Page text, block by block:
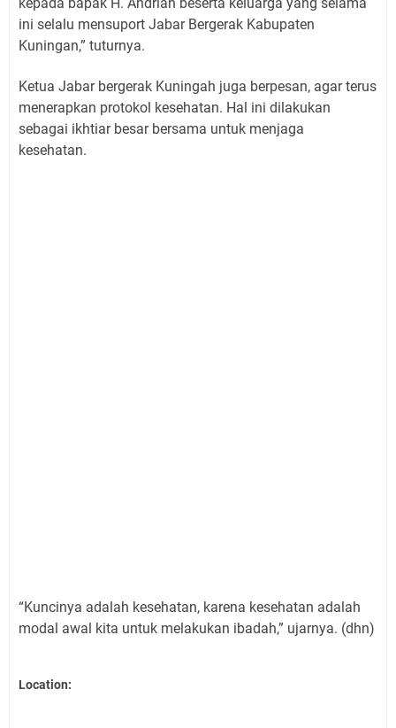
ini selalu mensuport Jabar Bergerak Kabupaten
Kuningan,” tuturnya.
Ketua Jabar bergerak Kuningah juga berpesan, agar terus
menerapkan protokol kesehatan. Hal ini dilakukan
sebagai ikhtiar besar bersama untuk menjaga
kesehatan.
“Kuncinya adalah kesehatan, karena kesehatan adalah
modal awal kita untuk melakukan ibadah,” ujarnya. (dhn)
Location: